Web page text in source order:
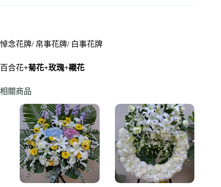
悼念花牌/ 帛事花牌/ 白事花牌
百合花+菊花+玫瑰+襯花
相關商品